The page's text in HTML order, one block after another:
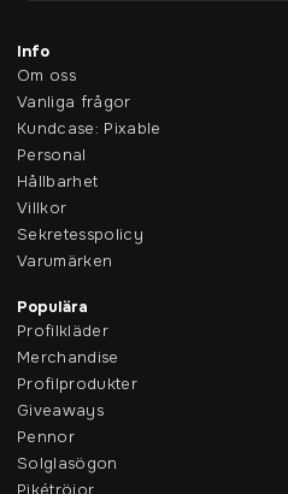
Info
Om oss
Vanliga frågor
Kundcase: Pixable
Personal
Hållbarhet
Villkor
Sekretesspolicy
Varumärken
Populära
Profilkläder
Merchandise
Profilprodukter
Giveaways
Pennor
Solglasögon
Pikétröjor